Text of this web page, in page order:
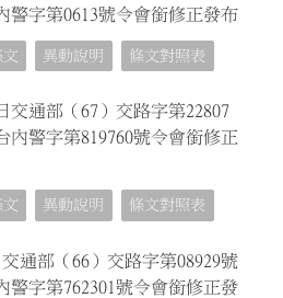
警字第0613號令會銜修正發布
文 異動說明 條文對照表
交通部（67）交路字第22807
內警字第819760號令會銜修正
文 異動說明 條文對照表
通部（66）交路字第08929號
警字第762301號令會銜修正發